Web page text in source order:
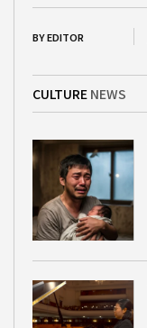
BY EDITOR
CULTURE NEWS